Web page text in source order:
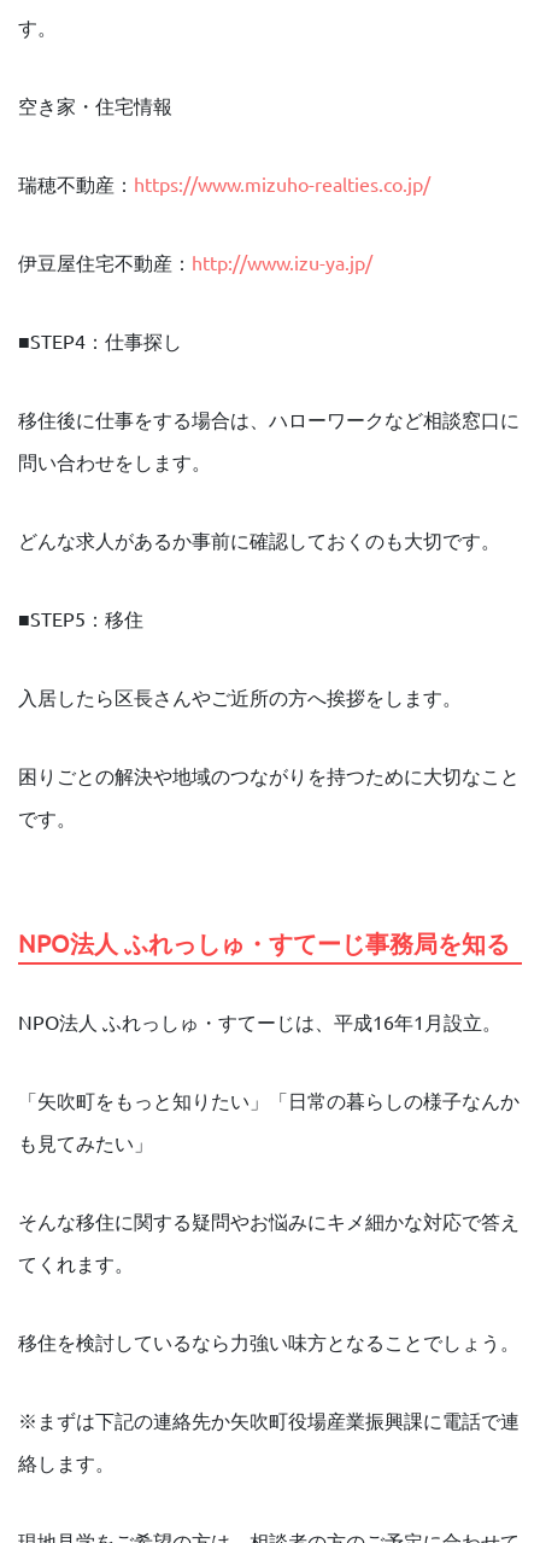
す。
空き家・住宅情報
瑞穂不動産： https://www.mizuho-realties.co.jp/
伊豆屋住宅不動産： http://www.izu-ya.jp/
■STEP4：仕事探し
移住後に仕事をする場合は、ハローワークなど相談窓口に
問い合わせをします。
どんな求人があるか事前に確認しておくのも大切です。
■STEP5：移住
入居したら区長さんやご近所の方へ挨拶をします。
困りごとの解決や地域のつながりを持つために大切なこと
です。
NPO法人 ふれっしゅ・すてーじ事務局を知る
NPO法人 ふれっしゅ・すてーじは、平成16年1月設立。
「矢吹町をもっと知りたい」「日常の暮らしの様子なんか
も見てみたい」
そんな移住に関する疑問やお悩みにキメ細かな対応で答え
てくれます。
移住を検討しているなら力強い味方となることでしょう。
※まずは下記の連絡先か矢吹町役場産業振興課に電話で連
絡します。